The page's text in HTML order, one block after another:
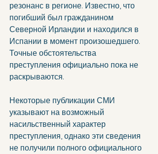
резонанс в регионе. Известно, что
погибший был гражданином
Северной Ирландии и находился в
Испании в момент произошедшего.
Точные обстоятельства
преступления официально пока не
раскрываются.
Некоторые публикации СМИ
указывают на возможный
насильственный характер
преступления, однако эти сведения
не получили полного официального